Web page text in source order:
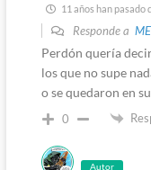
11 años han pasado
Responde a
Perdón quería
los que no supe
o se quedaron en
0
Autor